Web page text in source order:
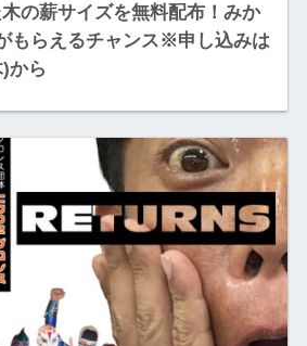
の薪サイズを無料配布！みか
もらえるチャンス※申し込みは
から